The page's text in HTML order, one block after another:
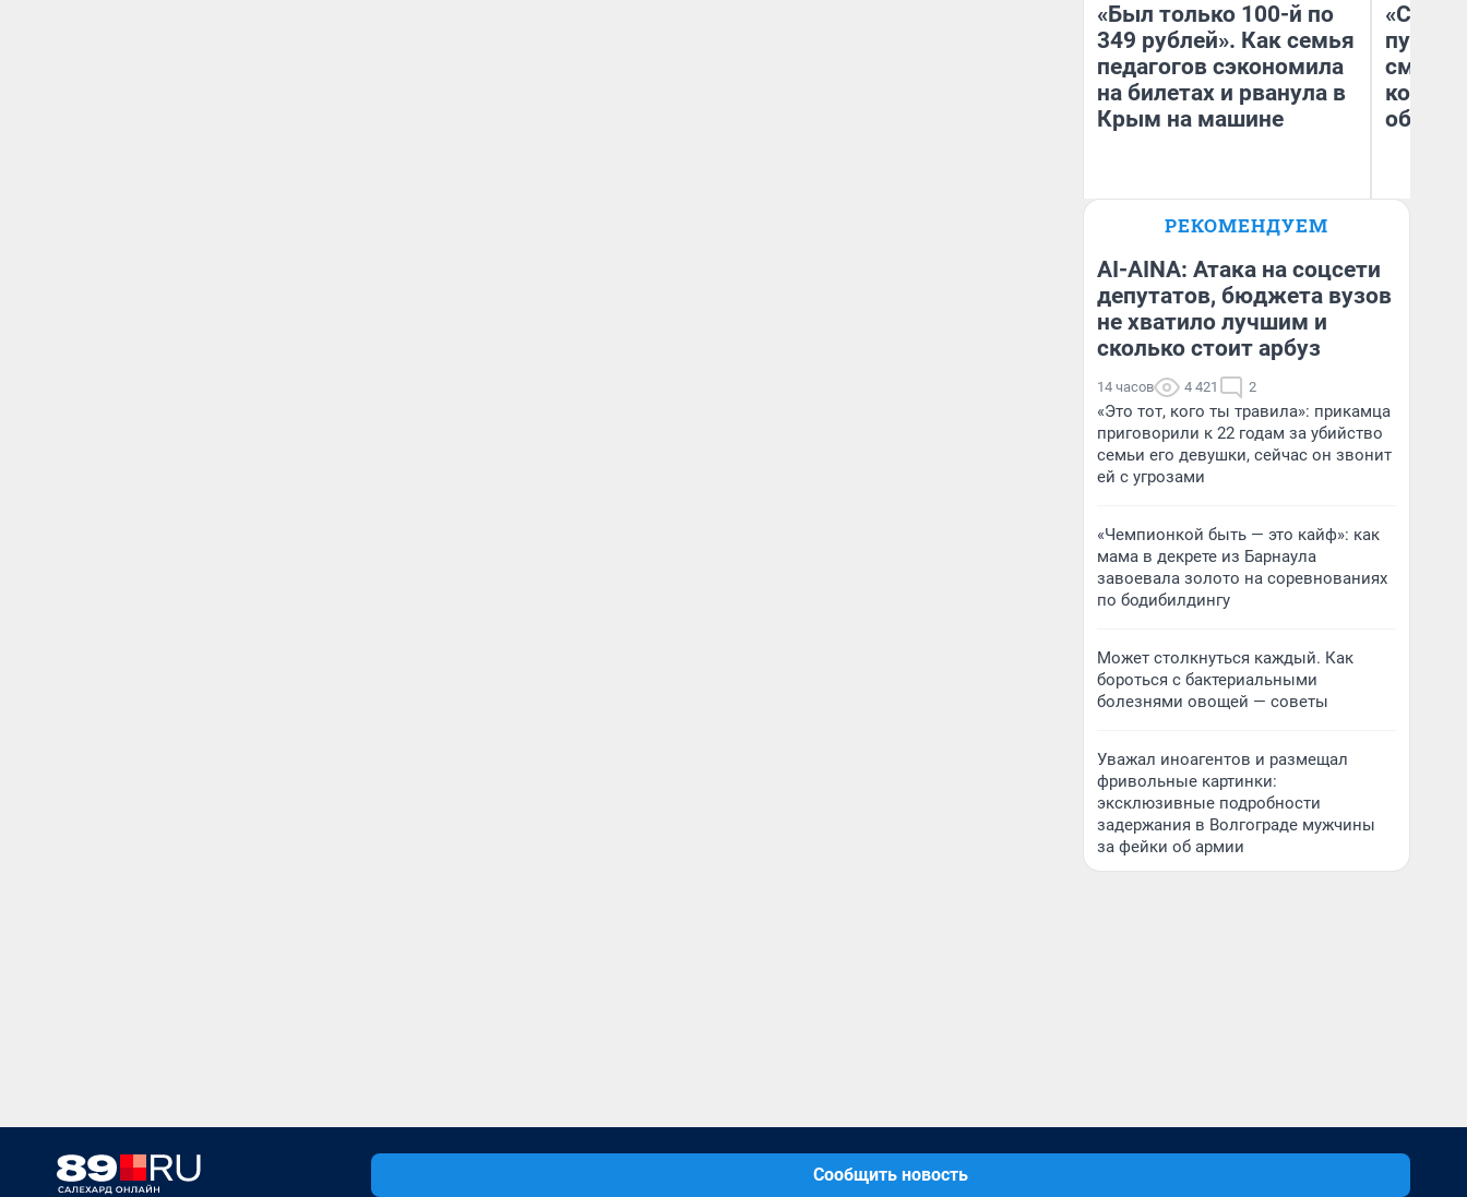
«Был только 100-й по
349 рублей». Как семья
педагогов сэкономила
на билетах и рванула в
Крым на машине
Анна Скакунова
РЕКОМЕНДУЕМ
AI-AINA: Атака на соцсети
депутатов, бюджета вузов
не хватило лучшим и
сколько стоит арбуз
14 часов 4 421 2
«Это тот, кого ты травила»: прикамца
приговорили к 22 годам за убийство
семьи его девушки, сейчас он звонит
ей с угрозами
«Чемпионкой быть — это кайф»: как
мама в декрете из Барнаула
завоевала золото на соревнованиях
по бодибилдингу
Может столкнуться каждый. Как
бороться с бактериальными
болезнями овощей — советы
Уважал иноагентов и размещал
фривольные картинки:
эксклюзивные подробности
задержания в Волгограде мужчины
за фейки об армии
Сообщить новость